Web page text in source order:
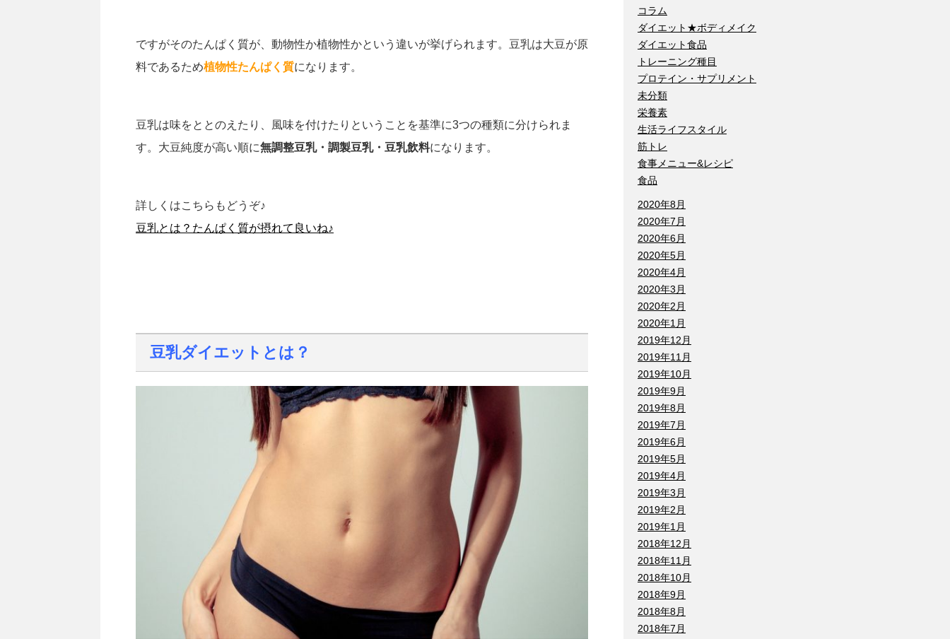
ですがそのたんぱく質が、動物性か植物性かという違いが挙げられます。豆乳は大豆が原
料であるため植物性たんぱく質になります。
豆乳は味をととのえたり、風味を付けたりということを基準に3つの種類に分けられま
す。大豆純度が高い順に無調整豆乳・調製豆乳・豆乳飲料になります。
詳しくはこちらもどうぞ♪
豆乳とは？たんぱく質が摂れて良いね♪
豆乳ダイエットとは？
コラム
ダイエット★ボディメイク
ダイエット食品
トレーニング種目
プロテイン・サプリメント
未分類
栄養素
生活ライフスタイル
筋トレ
食事メニュー&レシピ
食品
2020年8月
2020年7月
2020年6月
2020年5月
2020年4月
2020年3月
2020年2月
2020年1月
2019年12月
2019年11月
2019年10月
2019年9月
2019年8月
2019年7月
2019年6月
2019年5月
2019年4月
2019年3月
2019年2月
2019年1月
2018年12月
2018年11月
2018年10月
2018年9月
2018年8月
2018年7月